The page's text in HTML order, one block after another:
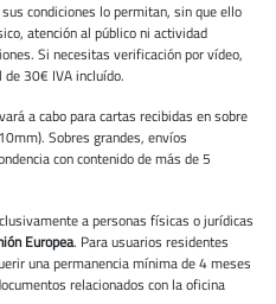
condiciones lo permitan, sin que ello
atención al público ni actividad
Si necesitas verificación por vídeo,
30€ IVA incluído.
a cabo para cartas recibidas en sobre
Sobres grandes, envíos
con contenido de más de 5
a personas físicas o jurídicas
Europea. Para usuarios residentes
una permanencia mínima de 4 meses
relacionados con la oficina